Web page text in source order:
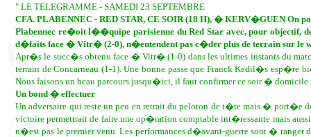
" LE TELEGRAMME - SAMEDI 23 SEPTEMBRE
CFA. PLABENNEC - RED STAR, CE SOIR (18 H), � KERV�GUEN On
Plabennec re�oit l��quipe parisienne du Red Star avec, pour objectif,
d�faits face � Vitr� (2-0), n�entendent pas c�der plus de terrain sur le
Apr�s le succ�s obtenu face � Vitr� (1-0) dans les ultimes instants du
terrain de Concarneau (1-1). Une bonne passe que Franck Kedil�s
Nous faisons un beau parcours jusqu�ici, il faut confirmer ce soir �
Un bond � effectuer
Un adversaire qui reste un peu en retrait du peloton de t�te mais � port�e
victoire permettrait de faire une op�ration comptable int�ressante mais
n�est pas le premier venu. Les performances d�avant-guerre sont �